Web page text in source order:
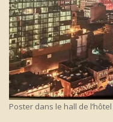
Poster dans le hall de